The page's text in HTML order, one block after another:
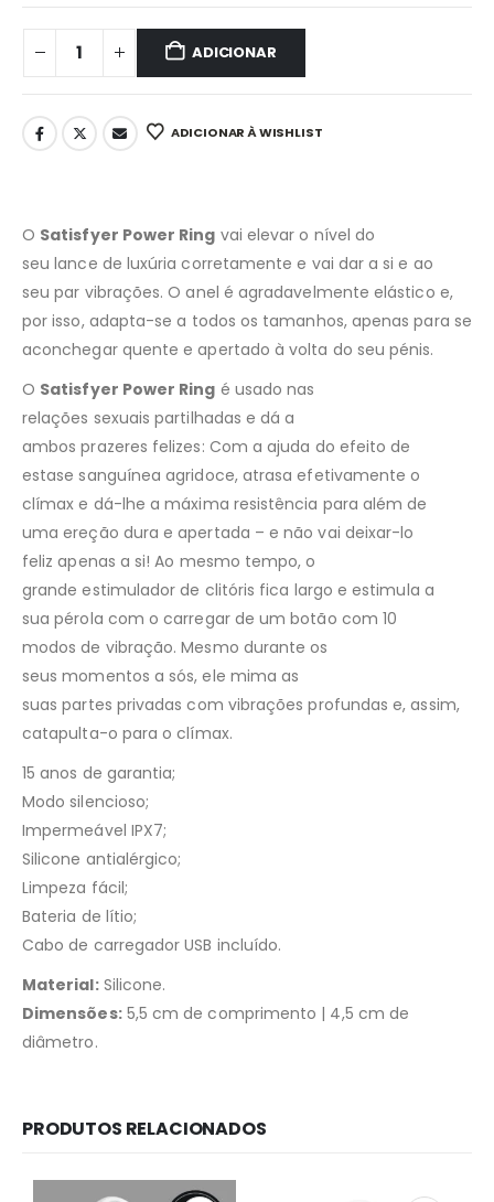
ADICIONAR
ADICIONAR À WISHLIST
O Satisfyer Power Ring vai elevar o nível do
seu lance de luxúria corretamente e vai dar a si e ao
seu par vibrações. O anel é agradavelmente elástico e,
por isso, adapta-se a todos os tamanhos, apenas para se
aconchegar quente e apertado à volta do seu pénis.
O Satisfyer Power Ring é usado nas
relações sexuais partilhadas e dá a
ambos prazeres felizes: Com a ajuda do efeito de
estase sanguínea agridoce, atrasa efetivamente o
clímax e dá-lhe a máxima resistência para além de
uma ereção dura e apertada – e não vai deixar-lo
feliz apenas a si! Ao mesmo tempo, o
grande estimulador de clitóris fica largo e estimula a
sua pérola com o carregar de um botão com 10
modos de vibração. Mesmo durante os
seus momentos a sós, ele mima as
suas partes privadas com vibrações profundas e, assim,
catapulta-o para o clímax.
15 anos de garantia;
Modo silencioso;
Impermeável IPX7;
Silicone antialérgico;
Limpeza fácil;
Bateria de lítio;
Cabo de carregador USB incluído.
Material:Silicone.
Dimensões:5,5 cm de comprimento | 4,5 cm de
diâmetro.
PRODUTOS RELACIONADOS